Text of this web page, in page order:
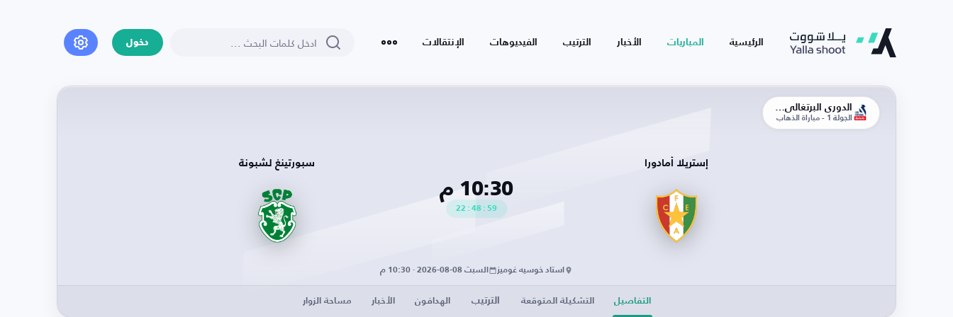
الرئيسية المباريات الأخبار الترتيب الفيديوهات الإنتقالات دخول
الجولة 1 - مباراة الذهاب
إستريلا أمادورا
10:30 م
58
:
48
:
22
سبورتينغ لشبونة
استاد خوسيه غوميز السبت 08-08-2026 · 10:30 م
التفاصيل التشكيلة المتوقعة الترتيب الهدافون الأخبار مساحة الزوار